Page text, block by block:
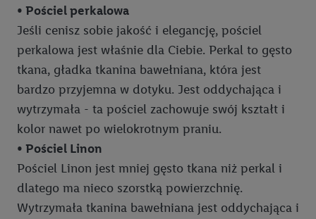
• Pościel perkalowa
Jeśli cenisz sobie jakość i elegancję, pościel
perkalowa jest właśnie dla Ciebie. Perkal to gęsto
tkana, gładka tkanina bawełniana, która jest
bardzo przyjemna w dotyku. Jest oddychająca i
wytrzymała - ta pościel zachowuje swój kształt i
kolor nawet po wielokrotnym praniu.
• Pościel Linon
Pościel Linon jest mniej gęsto tkana niż perkal i
dlatego ma nieco szorstką powierzchnię.
Wytrzymała tkanina bawełniana jest oddychająca i